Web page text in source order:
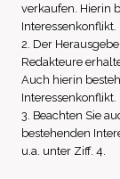
verkaufen. Hierin
Interessenkonflikt.
2. Der
Redakteure
Auch hierin
Interessenkonflikt.
3. Beachten Sie
bestehenden
u.a. unter Ziff. 4.